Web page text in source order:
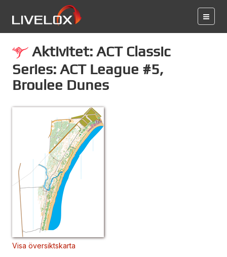
Aktivitet: ACT Classic
Series: ACT League #5,
Broulee Dunes
Visa översiktskarta